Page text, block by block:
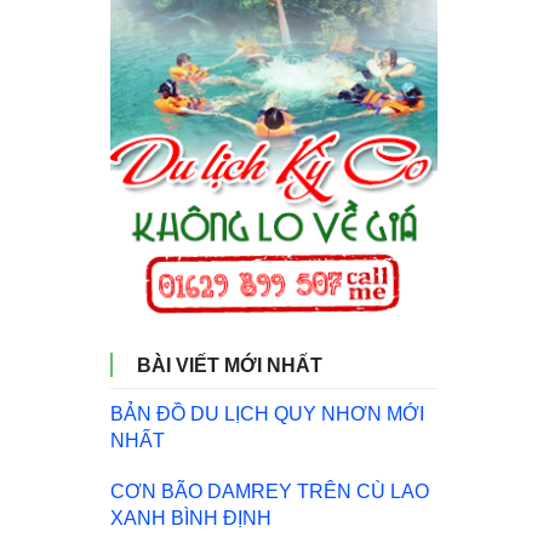
BÀI VIẾT MỚI NHẤT
BẢN ĐỒ DU LỊCH QUY NHƠN MỚI
NHẤT
CƠN BÃO DAMREY TRÊN CÙ LAO
XANH BÌNH ĐỊNH